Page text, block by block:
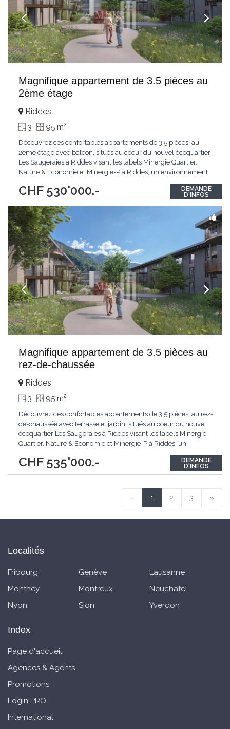
Magnifique appartement de 3.5 pièces au
2ème étage
CHF 530'000.-
Riddes
3 95 m2
Découvrez ces confortables appartements de 3.5 pièces, au
2ème étage avec balcon, situés au coeur du nouvel écoquartier
Les Saugeraies à Riddes visant les labels Minergie Quartier,
Nature & Economie et Minergie-P à Riddes, un environnement
aménagements extérieurs du quartier sont au coeur du projet
accueillant un parc ouvert au...
DEMANDE
D'INFOS
Magnifique appartement de 3.5 pièces au
rez-de-chaussée
CHF 535'000.-
Riddes
3 95 m2
Découvrez ces confortables appartements de 3.5 pièces, au rez-
de-chaussée avec terrasse et jardin, situés au coeur du nouvel
écoquartier Les Saugeraies à Riddes visant les labels Minergie
Quartier, Nature & Economie et Minergie-P à Riddes, un
quotidien.Les aménagements extérieurs du quartier sont au
coeur du projet accueillant...
DEMANDE
D'INFOS
« 1 2 3 »
Localités
Fribourg Genève
Lausanne
Monthey
Montreux
Neuchatel
Nyon
Sion Yverdon
Index
Page d'accueil
Agences & Agents
Promotions
Login PRO
International